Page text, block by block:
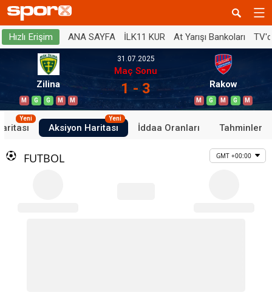
Hızlı Erişim ANA SAYFA İLK11 KUR At Yarışı Bankoları
Zilina
M G G M M
31.07.2025
Maç Sonu
1 - 3 Rakow
M G M G M
Yeni
Aksiyon Haritası
Yeni
İddaa Oranları Tahminler
FUTBOL GMT +00:00